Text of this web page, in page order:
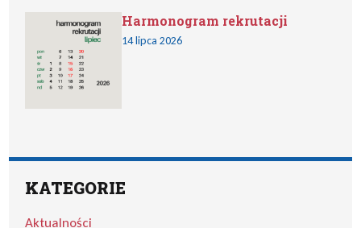
Harmonogram rekrutacji
14 lipca 2026
KATEGORIE
Aktualności